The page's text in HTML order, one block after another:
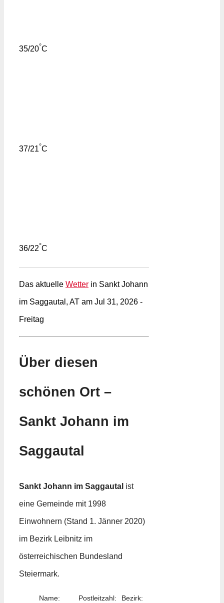
35/20°C
37/21°C
36/22°C
Das aktuelle Wetter in Sankt Johann
im Saggautal, AT am Jul 31, 2026 -
Freitag
Über diesen
schönen Ort –
Sankt Johann im
Saggautal
Sankt Johann im Saggautal ist
eine Gemeinde mit 1998
Einwohnern (Stand 1. Jänner 2020)
im Bezirk Leibnitz im
österreichischen Bundesland
Steiermark.
Name: Postleitzahl: Bezirk: